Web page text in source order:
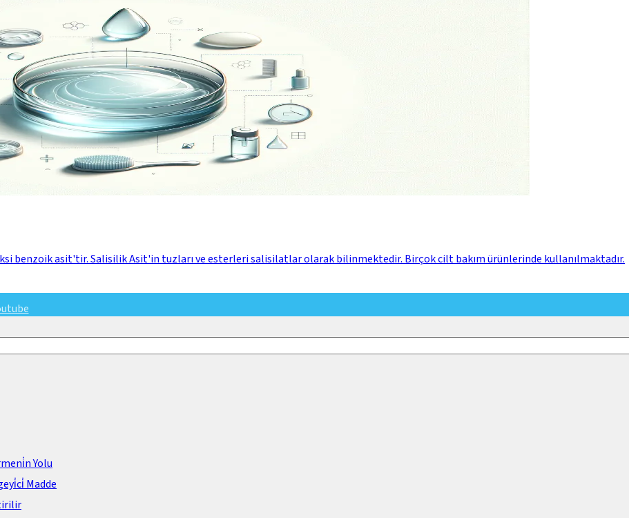
benzoik asit'tir. Salisilik Asit'in tuzları ve esterleri salisilatlar olarak bilinmektedir. Birçok cilt bakım ürünlerinde kullanılmaktadır.
Yolu
Madde